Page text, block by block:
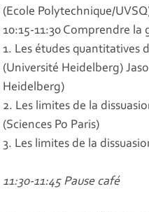
(Ecole Polytechnique/
10:15-11:30 Comprendre
1. Les études quantitatives
(Université Heidelberg)
Heidelberg)
2. Les limites de la
(Sciences Po Paris)
3. Les limites de la
11:30-11:45 Pause café